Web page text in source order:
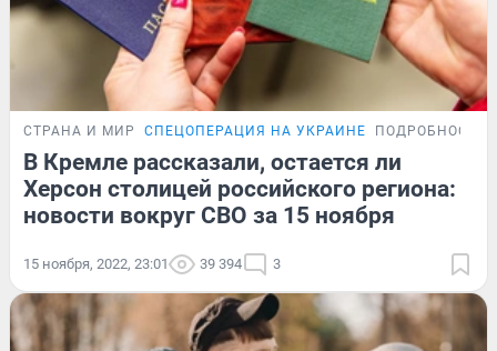
СТРАНА И МИР СПЕЦОПЕРАЦИЯ НА УКРАИНЕ ПОДРОБНОСТИ
В Кремле рассказали, остается ли
Херсон столицей российского региона:
новости вокруг СВО за 15 ноября
15 ноября, 2022, 23:01 39 394 3